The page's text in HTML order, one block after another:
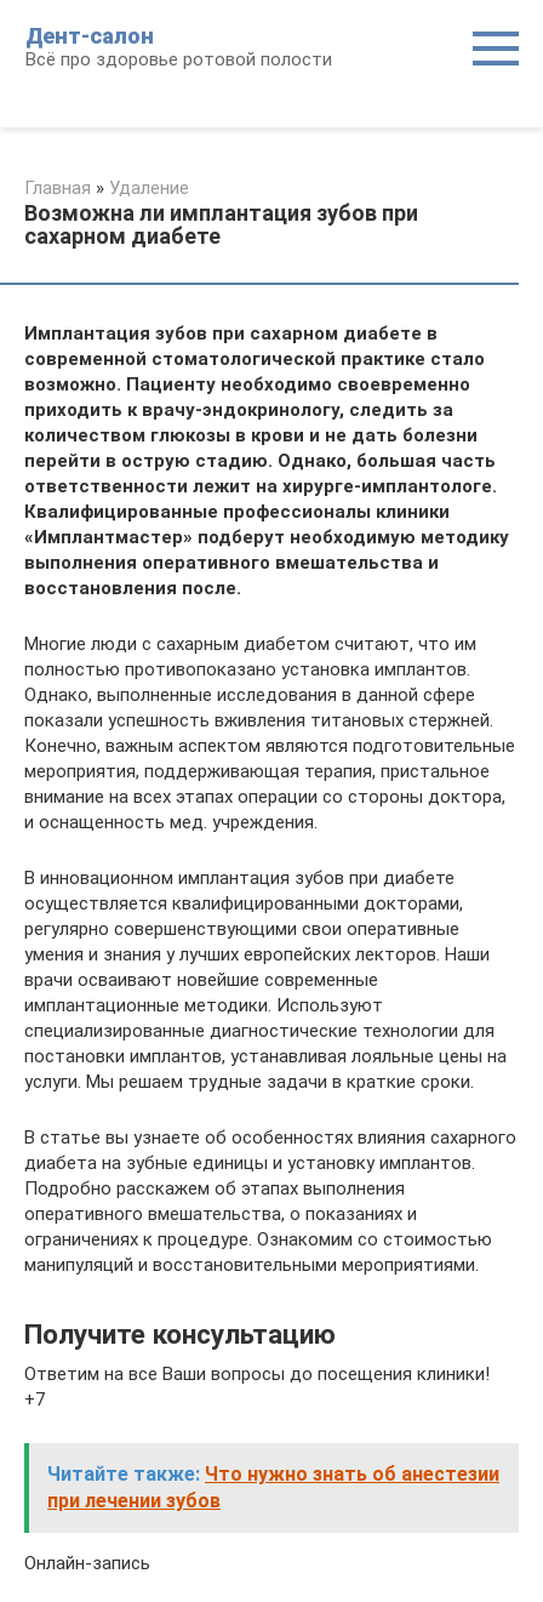
контенту
Дент-салон
Всё про здоровье ротовой полости
Главная » Удаление
Возможна ли имплантация зубов при
сахарном диабете
Имплантация зубов при сахарном диабете в
современной стоматологической практике стало
возможно. Пациенту необходимо своевременно
приходить к врачу-эндокринологу, следить за
количеством глюкозы в крови и не дать болезни
перейти в острую стадию. Однако, большая часть
ответственности лежит на хирурге-имплантологе.
Квалифицированные профессионалы клиники
«Имплантмастер» подберут необходимую методику
выполнения оперативного вмешательства и
восстановления после.
Многие люди с сахарным диабетом считают, что им
полностью противопоказано установка имплантов.
Однако, выполненные исследования в данной сфере
показали успешность вживления титановых стержней.
Конечно, важным аспектом являются подготовительные
мероприятия, поддерживающая терапия, пристальное
внимание на всех этапах операции со стороны доктора,
и оснащенность мед. учреждения.
В инновационном имплантация зубов при диабете
осуществляется квалифицированными докторами,
регулярно совершенствующими свои оперативные
умения и знания у лучших европейских лекторов. Наши
врачи осваивают новейшие современные
имплантационные методики. Используют
специализированные диагностические технологии для
постановки имплантов, устанавливая лояльные цены на
услуги. Мы решаем трудные задачи в краткие сроки.
В статье вы узнаете об особенностях влияния сахарного
диабета на зубные единицы и установку имплантов.
Подробно расскажем об этапах выполнения
оперативного вмешательства, о показаниях и
ограничениях к процедуре. Ознакомим со стоимостью
манипуляций и восстановительными мероприятиями.
Получите консультацию
Ответим на все Ваши вопросы до посещения клиники!
+7
Читайте также: Что нужно знать об анестезии
при лечении зубов
Онлайн-запись